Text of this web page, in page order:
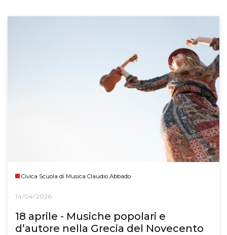
Civica Scuola di Musica Claudio Abbado
14/04/2026
18 aprile - Musiche popolari e
d’autore nella Grecia del Novecento